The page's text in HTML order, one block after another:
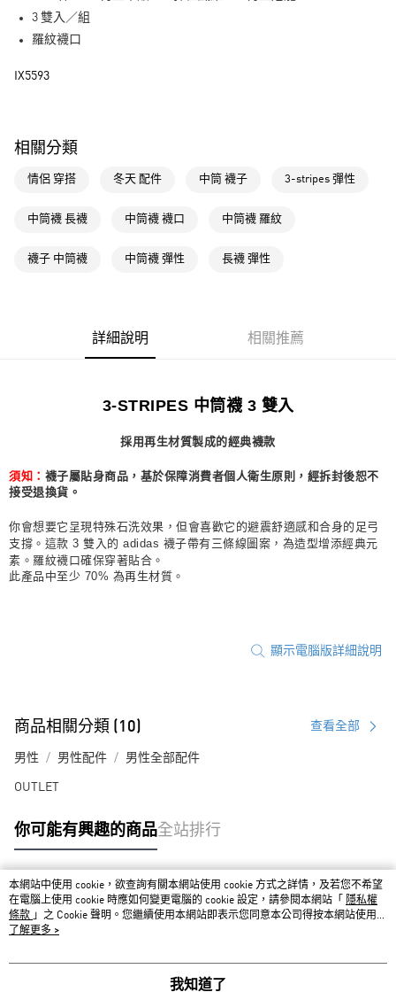
運送方式
付款後全家取貨
每筆NT$80，滿NT$1,500(含以上)免運費
萊爾富取貨付款
每筆NT$80，滿NT$1,500(含以上)免運費
付款後門市自取
每筆NT$80，滿NT$1,500(含以上)免運費
3 雙入／組
羅紋襪口
IX5593
相關分類
情侶 穿搭 冬天 配件 中筒 襪子 3-stripes 彈性
中筒襪 長襪 中筒襪 襪口 中筒襪 羅紋
襪子 中筒襪 中筒襪 彈性 長襪 彈性
詳細說明 相關推薦
3-STRIPES 中筒襪 3 雙入
採用再生材質製成的經典襪款
須知： 襪子屬貼身商品，基於保障消費者個人衛生原則，經拆封後恕不
接受退換貨。
你會想要它呈現特殊石洗效果，但會喜歡它的避震舒適感和合身的足弓
支撐。這款 3 雙入的 adidas 襪子帶有三條線圖案，為造型增添經典元
素。羅紋襪口確保穿著貼合。
此產品中至少 70% 為再生材質。
顯示電腦版詳細說明
商品相關分類 (10) 查看全部
男性 男性配件 男性全部配件
OUTLET
你可能有興趣的商品全站排行
熱門標籤
本網站中使用 cookie，欲查詢有關本網站使用 cookie 方式之詳情，及若您不希望
在電腦上使用 cookie 時應如何變更電腦的 cookie 設定，請參閱本網站「
隱私權
條款 」之 Cookie 聲明。您繼續使用本網站即表示您同意本公司得按本網站使用條
款之 Cookie 聲明使用 cookie。
了解更多 >
我知道了